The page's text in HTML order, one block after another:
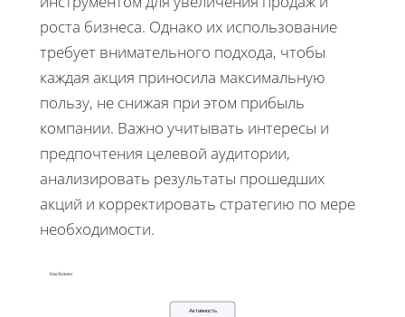
роста бизнеса. Однако их использование
требует внимательного подхода, чтобы
каждая акция приносила максимальную
пользу, не снижая при этом прибыль
компании. Важно учитывать интересы и
предпочтения целевой аудитории,
анализировать результаты прошедших
акций и корректировать стратегию по мере
необходимости.
Как бизнес
Активность